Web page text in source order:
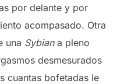
por delante y por
acompasado. Otra
una Sybiana pleno
desmesurados
cuantas bofetadas le